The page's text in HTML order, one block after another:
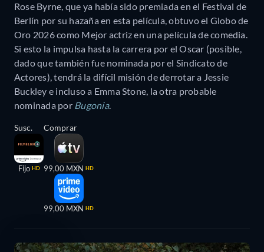
Rose Byrne, que ya había sido premiada en el Festival de
Berlín por su hazaña en esta película, obtuvo el Globo de
Oro 2026 como Mejor actriz en una película de comedia.
Si esto la impulsa hasta la carrera por el Oscar (posible,
dado que también fue nominada por el Sindicato de
Actores), tendrá la difícil misión de derrotar a Jessie
Buckley e incluso a Emma Stone, la otra probable
nominada por Bugonia.
Susc.
Fijo HD
Comprar
99,00 MXN HD
99,00 MXN HD